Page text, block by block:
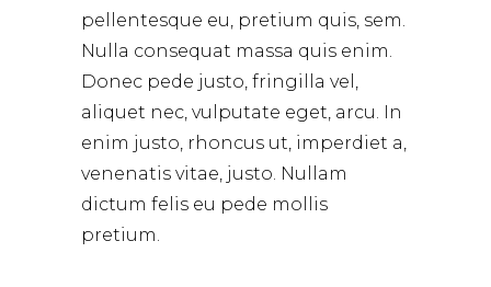
pellentesque eu, pretium quis, sem.
Nulla consequat massa quis enim.
Donec pede justo, fringilla vel,
aliquet nec, vulputate eget, arcu. In
enim justo, rhoncus ut, imperdiet a,
venenatis vitae, justo. Nullam
dictum felis eu pede mollis
pretium.